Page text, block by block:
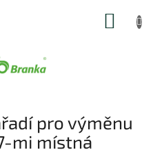
pro výměnu
mi místná